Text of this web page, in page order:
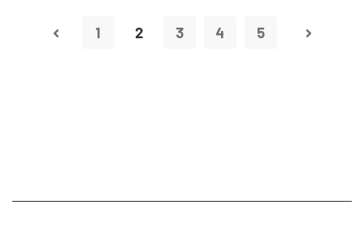
1 2 3 4 5